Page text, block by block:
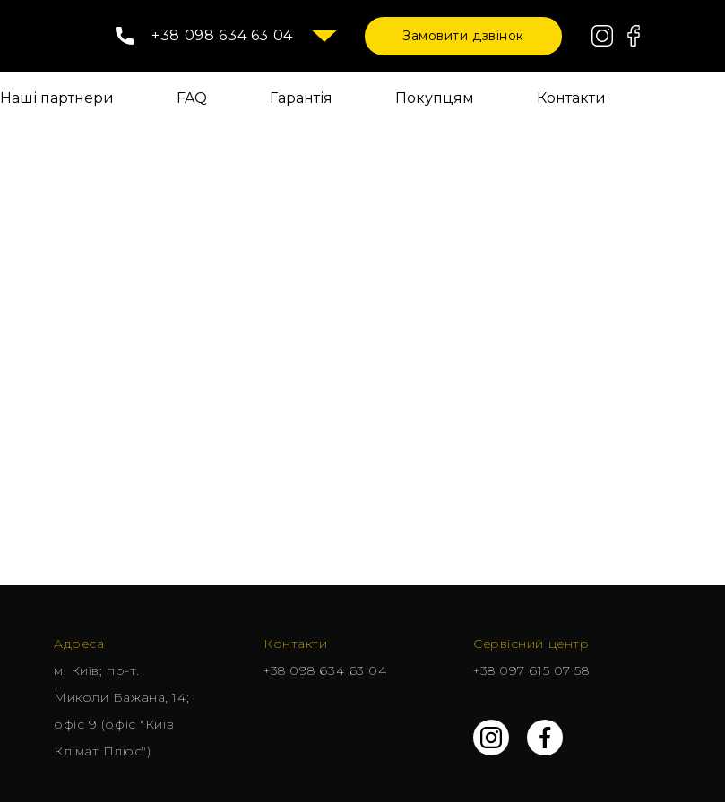
+38 098 634 63 04 Замовити дзвінок
Наші партнери FAQ Гарантія Покупцям Контакти
Адреса
м. Київ; пр-т.
Миколи Бажана, 14;
офіс 9 (офіс "Київ
Клімат Плюс")
Контакти
+38 098 634 63 04
Сервісний центр
+38 097 615 07 58